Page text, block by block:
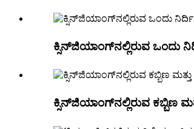
ಕ್ಸಿನ್‌ಜಿಯಾಂಗ್‌ನಲ್ಲಿರುವ ಒಂದು
ಕ್ಸಿನ್‌ಜಿಯಾಂಗ್‌ನಲ್ಲಿರುವ ಕಬ್ಬಿಣ